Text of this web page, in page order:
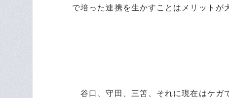
で培った連携を生かすことはメリットが
谷口、守田、三笘、それに現在はケガ